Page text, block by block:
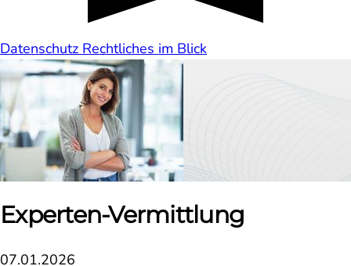
Datenschutz Rechtliches im Blick
Experten-Vermittlung
07.01.2026